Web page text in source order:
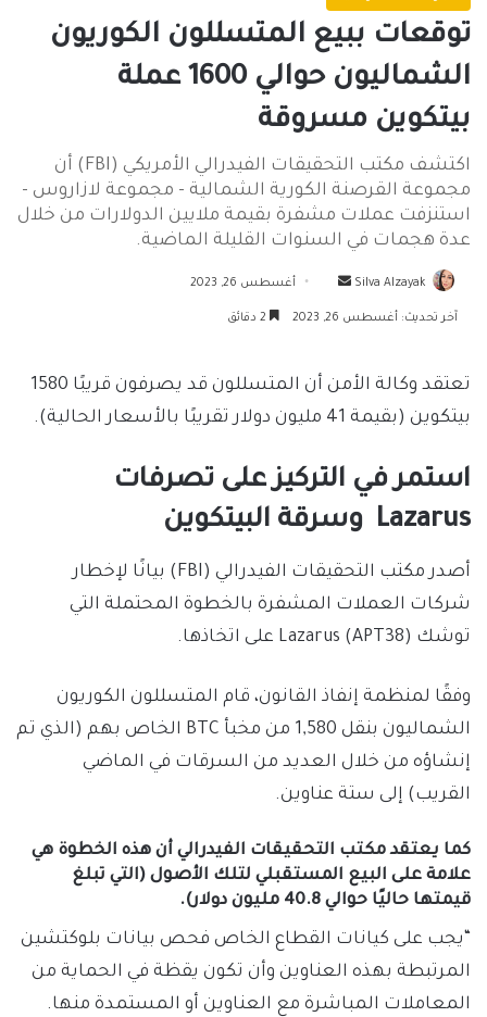
توقعات ببيع المتسللون الكوريون
الشماليون حوالي 1600 عملة
بيتكوين مسروقة
اكتشف مكتب التحقيقات الفيدرالي الأمريكي (FBI) أن
مجموعة القرصنة الكورية الشمالية - مجموعة لازاروس -
استنزفت عملات مشفرة بقيمة ملايين الدولارات من خلال
عدة هجمات في السنوات القليلة الماضية.
Silva Alzayak
أرسل
أغسطس 26, 2023
آخر تحديث: أغسطس 26, 2023
تعتقد وكالة الأمن أن المتسللون قد يصرفون قريبًا 1580
بيتكوين (بقيمة 41 مليون دولار تقريبًا بالأسعار الحالية).
استمر في التركيز على تصرفات
Lazarus وسرقة البيتكوين
أصدر مكتب التحقيقات الفيدرالي (FBI) بيانًا لإخطار
شركات العملات المشفرة بالخطوة المحتملة التي
توشك Lazarus (APT38) على اتخاذها.
وفقًا لمنظمة إنفاذ القانون، قام المتسللون الكوريون
الشماليون بنقل 1,580 من مخبأ BTC الخاص بهم (الذي تم
إنشاؤه من خلال العديد من السرقات في الماضي
القريب) إلى ستة عناوين.
كما يعتقد مكتب التحقيقات الفيدرالي أن هذه الخطوة هي
علامة على البيع المستقبلي لتلك الأصول (التي تبلغ
قيمتها حاليًا حوالي 40.8 مليون دولار).
“يجب على كيانات القطاع الخاص فحص بيانات بلوكتشين
المرتبطة بهذه العناوين وأن تكون يقظة في الحماية من
المعاملات المباشرة مع العناوين أو المستمدة منها.